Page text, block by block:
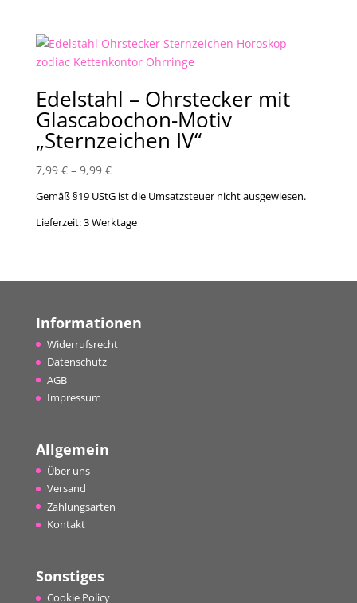
Edelstahl – Ohrstecker mit
Glascabochon-Motiv
„Sternzeichen IV“
7,99 €– 9,99 €
Gemäß §19 UStG ist die Umsatzsteuer nicht ausgewiesen.
Lieferzeit:3 Werktage
Informationen
Widerrufsrecht
Datenschutz
AGB
Impressum
Allgemein
Über uns
Versand
Zahlungsarten
Kontakt
Sonstiges
Cookie Policy